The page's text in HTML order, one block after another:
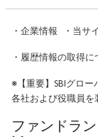
・ 企業情報 ・ 当サ
・ 履歴情報の取得に
※【重要】SBIグロ
各社および役職員
ファンドラ